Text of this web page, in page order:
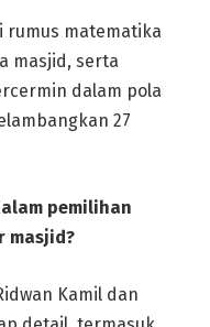
rumus matematika
masjid, serta
dalam pola
27
pemilihan
masjid?
Kamil dan